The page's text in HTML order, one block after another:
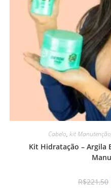
Cabelo, kit Manutenção
Kit Hidratação – Argila
R$221,50